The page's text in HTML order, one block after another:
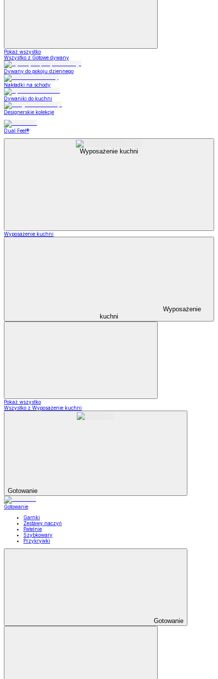
Pokaż wszystko
Wszystko z Gotowe dywany
Dywany do pokoju dziennego
Nakładki na schody
Dywaniki do kuchni
Designerskie kolekcje
Dual Feel®
Wyposażenie kuchni
Wyposażenie kuchni
Wyposażenie
kuchni
Pokaż wszystko
Wszystko z Wyposażenie kuchni
Gotowanie
Gotowanie
Garnki
Zestawy naczyń
Patelnie
Szybkowary
Przykrywki
Gotowanie